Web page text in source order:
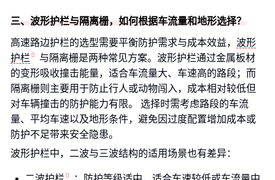
三、波形护栏与隔离栅，如何根据车流量和地形选择？
高速路边护栏的选型需要平衡防护需求与成本效益， 波形
护栏
与隔离栅是两种常见方案。波形护栏通过金属板材
的变形吸收撞击能量，适合车流量大、车速高的路段；而
隔离栅则主要用于防止行人或动物闯入，成本相对较低但
对车辆撞击的防护能力有限。 选择时需考虑路段的车流
量、平均车速以及地形条件，避免因过度配置增加成本或
防护不足带来安全隐患。
波形护栏中，二波与三波结构的适用场景也有差异：